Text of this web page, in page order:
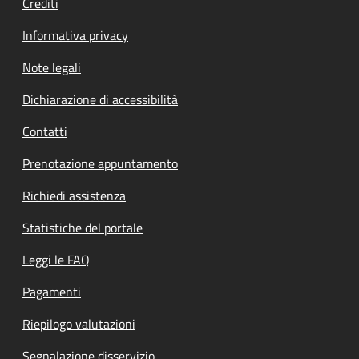
Informativa privacy
Note legali
Dichiarazione di accessibilità
Contatti
Prenotazione appuntamento
Richiedi assistenza
Statistiche del portale
Leggi le FAQ
Pagamenti
Riepilogo valutazioni